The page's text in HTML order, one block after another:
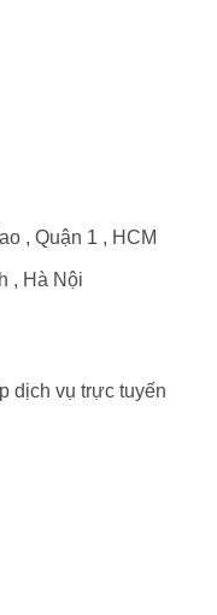
, Quận 1 , HCM
, Hà Nội
dịch vụ trực tuyến